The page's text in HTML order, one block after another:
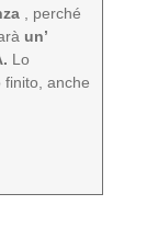
, perché
un’
Lo
finito, anche